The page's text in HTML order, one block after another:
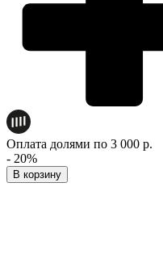
Оплата долями по 3 000 р.
- 20%
В корзину